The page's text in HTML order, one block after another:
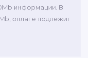
информации. В
оплате подлежит